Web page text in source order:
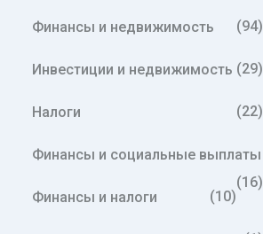
Финансы и недвижимость (94)
Инвестиции и недвижимость (29)
Налоги (22)
Финансы и социальные выплаты
(16)
Финансы и налоги
(10)